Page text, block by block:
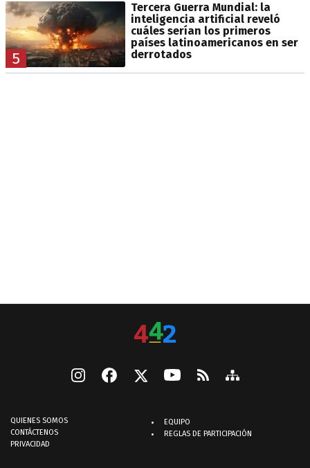
5
Tercera Guerra Mundial: la
inteligencia artificial reveló
cuáles serían los primeros
países latinoamericanos en ser
derrotados
QUIENES SOMOS
CONTÁCTENOS
PRIVACIDAD
EQUIPO
REGLAS DE PARTICIPACIÓN